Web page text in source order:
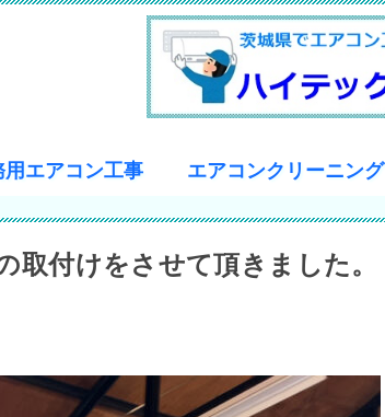
用エアコン工事 エアコンクリーニング
取付けをさせて頂きました。